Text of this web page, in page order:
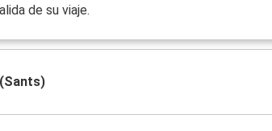
de su viaje.